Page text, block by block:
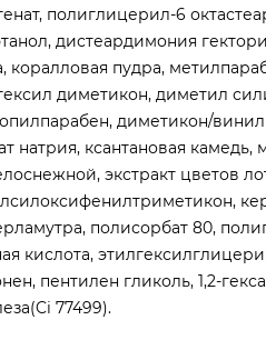
полиглицерил-6
дистеардимония
пудра,
диметикон, диметил
диметикон/
ксантановая камедь,
экстракт цветов
полисорбат 80,
кислота,
пентилен гликоль, 1,2-
77499).